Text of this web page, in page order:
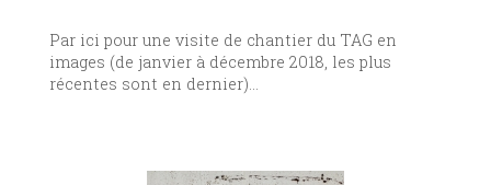
Par ici pour une visite de chantier du TAG en
images (de janvier à décembre 2018, les plus
récentes sont en dernier)…